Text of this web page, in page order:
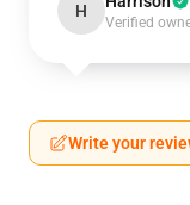
H
Verified
Write your